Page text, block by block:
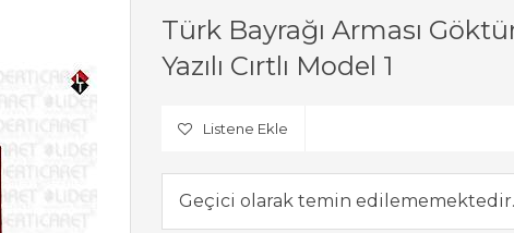
Türk Bayrağı Arması
Yazılı Cırtlı Model 1
Listene Ekle
Geçici olarak temin